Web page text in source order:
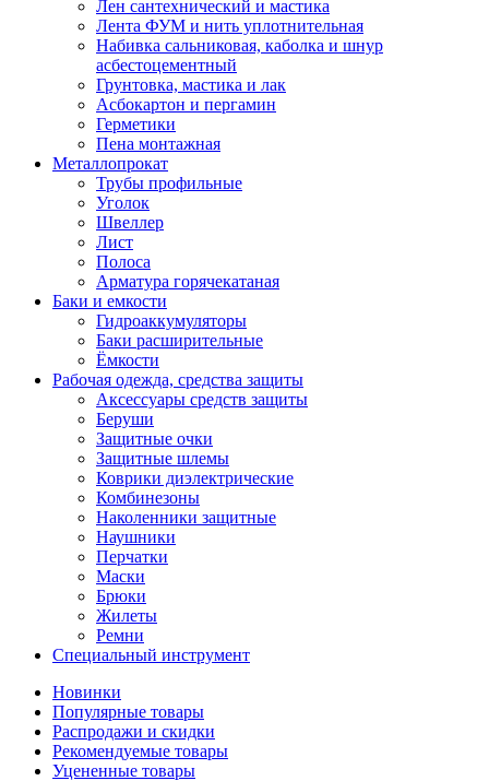
Лен сантехнический и мастика
Лента ФУМ и нить уплотнительная
Набивка сальниковая, каболка и шнур
асбестоцементный
Грунтовка, мастика и лак
Асбокартон и пергамин
Герметики
Пена монтажная
Металлопрокат
Трубы профильные
Уголок
Швеллер
Лист
Полоса
Арматура горячекатаная
Баки и емкости
Гидроаккумуляторы
Баки расширительные
Ёмкости
Рабочая одежда, средства защиты
Аксессуары средств защиты
Беруши
Защитные очки
Защитные шлемы
Коврики диэлектрические
Комбинезоны
Наколенники защитные
Наушники
Перчатки
Маски
Брюки
Жилеты
Ремни
Специальный инструмент
Новинки
Популярные товары
Распродажи и скидки
Рекомендуемые товары
Уцененные товары